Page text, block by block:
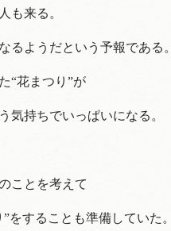
も来る。
るようだという予報である。
“花まつり”が
気持ちでいっぱいになる。
ことを考えて
をすることも準備していた。